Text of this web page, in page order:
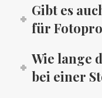
Gibt es
für
Wie lange
bei einer